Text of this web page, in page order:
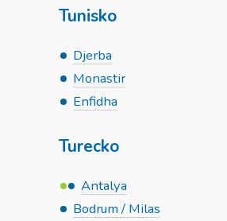
Tunisko
Djerba
Monastir
Enfidha
Turecko
Antalya
Bodrum / Milas